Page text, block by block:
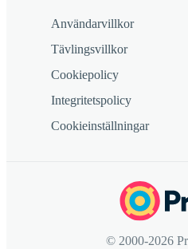
Användarvillkor
Tävlingsvillkor
Cookiepolicy
Integritetspolicy
Cookieinställningar
© 2000-2026